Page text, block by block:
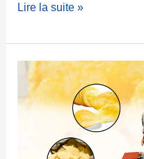
Lire la suite »
Machine
commerciale
de